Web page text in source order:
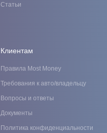
Статьи
Клиентам
Правила Most Money
Требования к авто/владельцу
Вопросы и ответы
Документы
Политика конфиденциальности